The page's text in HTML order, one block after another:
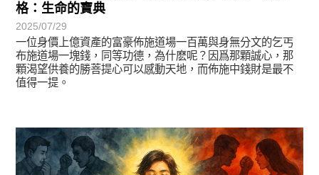
格：生命的寶典
2025/07/29
一位身價上億資產的富豪佈施道場一百萬與身無分文的乞丐
布施道場一塊錢，同等功德，為什麽呢？因爲那顆誠心，那
顆渴望供養的勝菩提心可以感動天地，而佈施中錢財是最不
值得一提。
徵文賞析